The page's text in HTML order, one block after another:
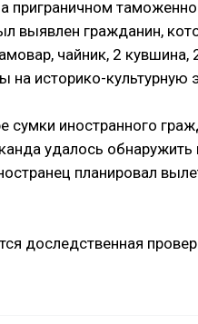
приграничном
выявлен гражданин,
чайник, 2 кувшина,
историко-культурную
сумки иностранного
удалось
планировал
доследственная